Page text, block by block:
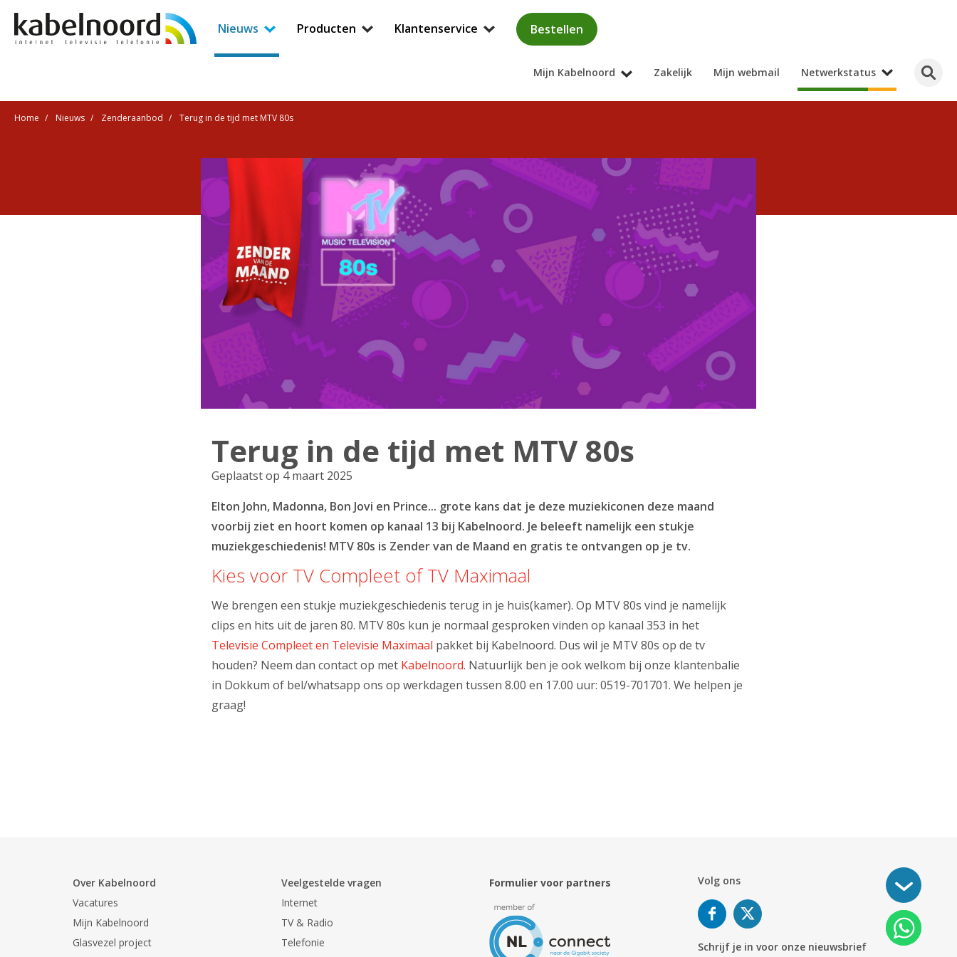
Nieuws Producten Klantenservice Bestellen
Mijn Kabelnoord Zakelijk Mijn webmail Netwerkstatus
Home Nieuws Zenderaanbod Terug in de tijd met MTV 80s
Terug in de tijd met MTV 80s
Geplaatst op 4 maart 2025
Elton John, Madonna, Bon Jovi en Prince... grote kans dat je deze muziekiconen deze maand
voorbij ziet en hoort komen op kanaal 13 bij Kabelnoord. Je beleeft namelijk een stukje
muziekgeschiedenis! MTV 80s is Zender van de Maand en gratis te ontvangen op je tv.
Kies voor TV Compleet of TV Maximaal
We brengen een stukje muziekgeschiedenis terug in je huis(kamer). Op MTV 80s vind je namelijk
clips en hits uit de jaren 80. MTV 80s kun je normaal gesproken vinden op kanaal 353 in het
Televisie Compleet en Televisie Maximaal pakket bij Kabelnoord. Dus wil je MTV 80s op de tv
houden? Neem dan contact op met Kabelnoord. Natuurlijk ben je ook welkom bij onze klantenbalie
in Dokkum of bel/whatsapp ons op werkdagen tussen 8.00 en 17.00 uur: 0519-701701. We helpen je
graag!
Over Kabelnoord
Vacatures
Mijn Kabelnoord
Glasvezel project
Veelgestelde vragen
Internet
TV & Radio
Telefonie
Formulier voor partners Volg ons
Schrijf je in voor onze nieuwsbrief